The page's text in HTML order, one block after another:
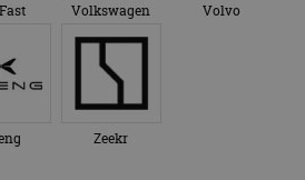
Volkswagen Volvo
Zeekr